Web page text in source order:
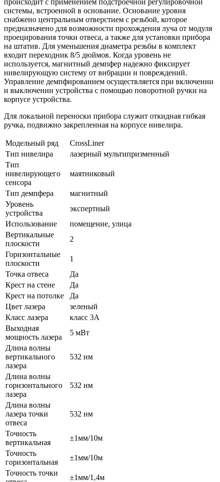
системы, встроенной в основание. Основание уровня
снабжено центральным отверстием с резьбой, которое
предназначено для возможности прохождения луча от модуля
проецирования точки отвеса, а также для установки прибора
на штатив. Для уменьшения диаметра резьбы в комплект
входит переходник 8/5 дюймов. Когда уровень не
используется, магнитный демпфер надежно фиксирует
нивелирующую систему от вибрации и повреждений.
Управление демпфированием осуществляется при включении
и выключении устройства с помощью поворотной ручки на
корпусе устройства.
Для локальной переноски прибора служит откидная гибкая
ручка, подвижно закрепленная на корпусе нивелира.
Модельный ряд
CrossLiner
Тип нивелира
лазерный мультипризменный
Тип
нивелирующего
сенсора
маятниковый
Тип демпфера
магнитный
Уровень
устройства
экспертный
Использование
помещение, улица
Вертикальные
плоскости
2
Горизонтальные
плоскости
1
Точка отвеса
Да
Крест на стене
Да
Крест на потолке
Да
Цвет лазера
зеленый
Класс лазера
класс 3A
Выходная
мощность лазера
5 мВт
Длина волны
вертикального
лазера
532 нм
Длина волны
горизонтального
лазера
532 нм
Длина волны
лазера точки
отвеса
532 нм
Точность
вертикальная
±1мм/10м
Точность
горизонтальная
±1мм/10м
Точность точки
±1мм/1,4м